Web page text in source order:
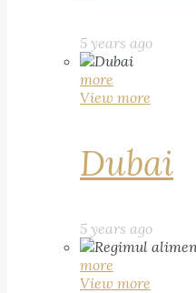
5 years ago
more
View more
Dubai
5 years ago
more
View more